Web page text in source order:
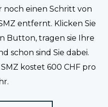
noch einen Schritt von
entfernt. Klicken Sie
Button, tragen sie Ihre
schon sind Sie dabei.
kostet 600 CHF pro